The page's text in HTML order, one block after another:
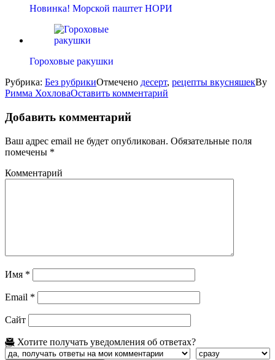
Новинка! Морской паштет НОРИ
Гороховые ракушки
Рубрика: Без рубрикиОтмечено десерт, рецепты вкусняшекBy
Римма ХохловаОставить комментарий
Добавить комментарий
Ваш адрес email не будет опубликован. Обязательные поля
помечены *
Комментарий
Имя *
Email *
Сайт
Хотите получать уведомления об ответах?